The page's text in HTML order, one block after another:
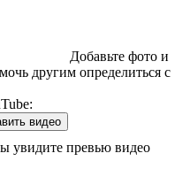
Добавьте фото и
другим определиться с
видео
увидите превью видео